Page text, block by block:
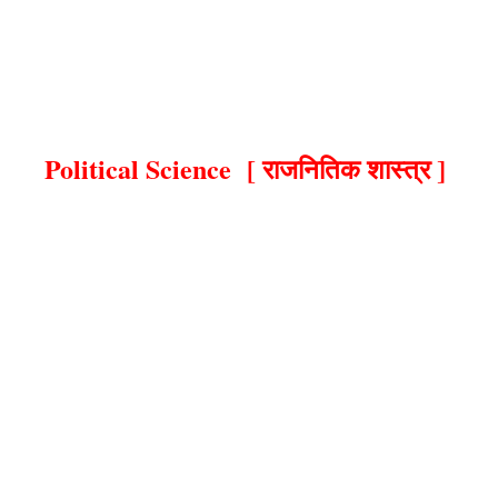
Political Science [ राजनितिक शास्त्र ]